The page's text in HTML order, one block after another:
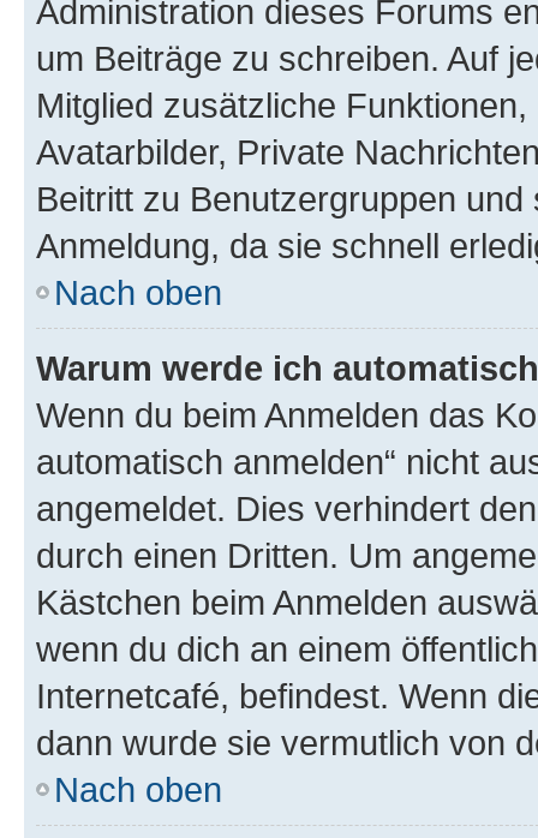
Administration dieses Forums
um Beiträge zu schreiben. Auf
Mitglied zusätzliche
Avatarbilder, Private
Beitritt zu Benutzergruppen
Anmeldung, da sie schnell
Nach oben
Warum werde ich
Wenn du beim Anmelden das
automatisch anmelden“ nicht
angemeldet. Dies verhindert
durch einen Dritten. Um
Kästchen beim Anmelden
wenn du dich an einem
Internetcafé, befindest. Wenn
dann wurde sie vermutlich von
Nach oben